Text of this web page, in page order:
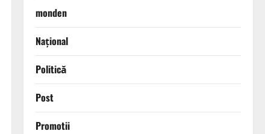
monden
Național
Politică
Post
Promotii